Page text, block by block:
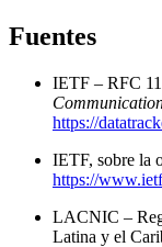
Fuentes
IETF – RFC
https://
IETF, sobre la
https://
LACNIC –
Latina y el